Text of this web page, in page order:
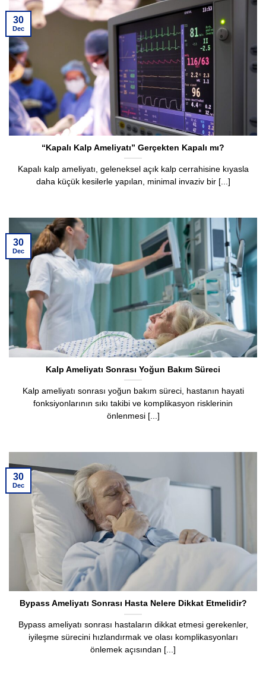
“Kapalı Kalp Ameliyatı” Gerçekten Kapalı mı?
Kapalı kalp ameliyatı, geleneksel açık kalp cerrahisine kıyasla
daha küçük kesilerle yapılan, minimal invaziv bir [...]
30
Dec
Kalp Ameliyatı Sonrası Yoğun Bakım Süreci
Kalp ameliyatı sonrası yoğun bakım süreci, hastanın hayati
fonksiyonlarının sıkı takibi ve komplikasyon risklerinin
önlenmesi [...]
30
Dec
Bypass Ameliyatı Sonrası Hasta Nelere Dikkat Etmelidir?
Bypass ameliyatı sonrası hastaların dikkat etmesi gerekenler,
iyileşme sürecini hızlandırmak ve olası komplikasyonları
önlemek açısından [...]
30
Dec